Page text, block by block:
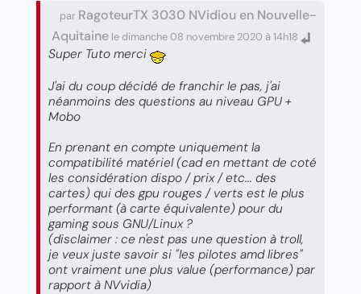
par RagoteurTX 3030 NVidiou en Nouvelle-
Aquitaine le dimanche 08 novembre 2020 à 14h18
Super Tuto merci
J'ai du coup décidé de franchir le pas, j'ai
néanmoins des questions au niveau GPU +
Mobo
En prenant en compte uniquement la
compatibilité matériel (cad en mettant de coté
les considération dispo / prix / etc... des
cartes) qui des gpu rouges / verts est le plus
performant (à carte équivalente) pour du
gaming sous GNU/Linux ?
(disclaimer : ce n'est pas une question à troll,
je veux juste savoir si "les pilotes amd libres"
ont vraiment une plus value (performance) par
rapport à NVvidia)